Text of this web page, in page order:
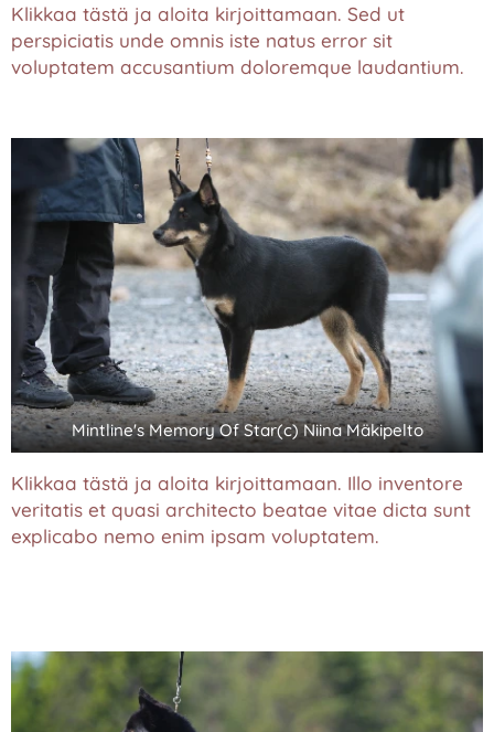
Klikkaa tästä ja aloita kirjoittamaan. Sed ut
perspiciatis unde omnis iste natus error sit
voluptatem accusantium doloremque laudantium.
Mintline's Memory Of Star(c) Niina Mäkipelto
Klikkaa tästä ja aloita kirjoittamaan. Illo inventore
veritatis et quasi architecto beatae vitae dicta sunt
explicabo nemo enim ipsam voluptatem.